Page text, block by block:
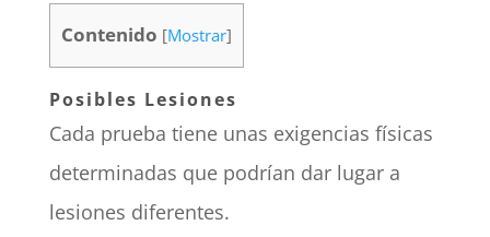
Contenido [Mostrar]
Posibles Lesiones
Cada prueba tiene unas exigencias físicas
determinadas que podrían dar lugar a
lesiones diferentes.